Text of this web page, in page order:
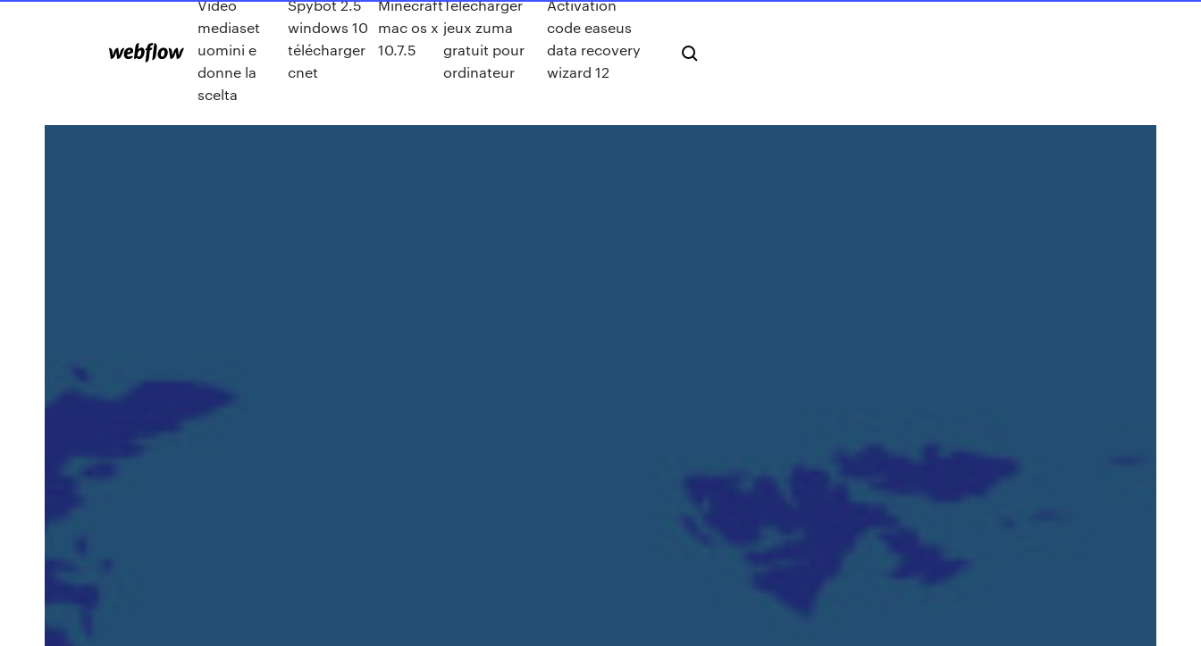
Video
mediaset
uomini e
donne la
scelta
Spybot 2.5
windows 10
télécharger
cnet
Minecraft
mac os x
10.7.5
Telecharger
jeux zuma
gratuit pour
ordinateur
Activation
code easeus
data recovery
wizard 12